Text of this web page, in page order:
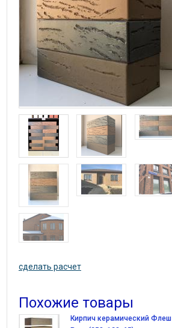
сделать расчет
Похожие товары
Кирпич керамический Флеш